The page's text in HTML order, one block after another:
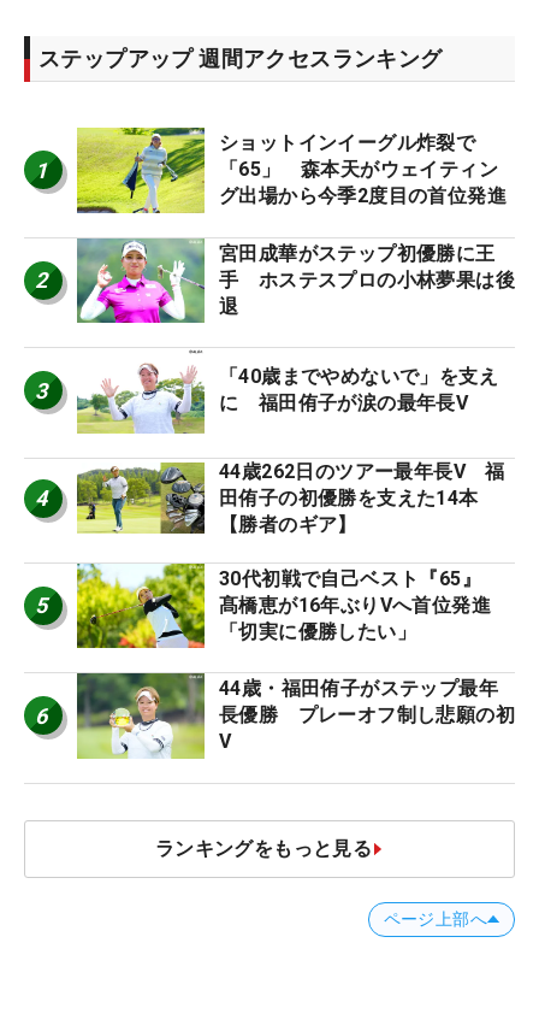
ステップアップ 週間アクセスランキング
1
ショットインイーグル炸裂で
「65」 森本天がウェイティン
グ出場から今季2度目の首位発進
2
宮田成華がステップ初優勝に王
手 ホステスプロの小林夢果は後
退
3
「40歳までやめないで」を支え
に 福田侑子が涙の最年長V
4
44歳262日のツアー最年長V 福
田侑子の初優勝を支えた14本
【勝者のギア】
5
30代初戦で自己ベスト『65』
髙橋恵が16年ぶりVへ首位発進
「切実に優勝したい」
6
44歳・福田侑子がステップ最年
長優勝 プレーオフ制し悲願の初
V
ランキングをもっと見る
ページ上部へ